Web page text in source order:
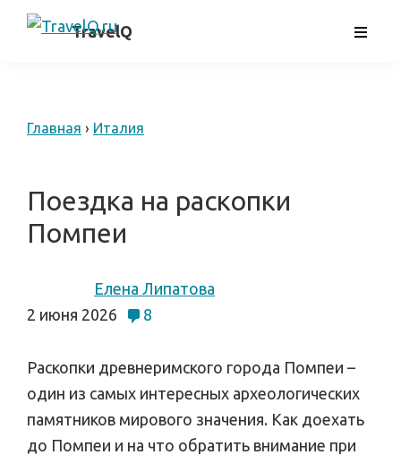
Skip
TravelQ
самостоятельные
Главная › Италия
Поездка на раскопки
Помпеи
Елена Липатова
2 июня 2026
8
Раскопки древнеримского города Помпеи –
один из самых интересных археологических
памятников мирового значения. Как доехать
до Помпеи и на что обратить внимание при